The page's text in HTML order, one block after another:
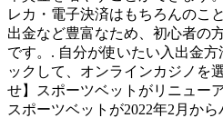
レカ・電子決済はもちろんのこ
出金など豊富なため、初心者の
です。. 自分が使いたい入出金
ックして、オンラインカジノを
せ】スポーツベットがリニュー
スポーツベットが2022年2月か